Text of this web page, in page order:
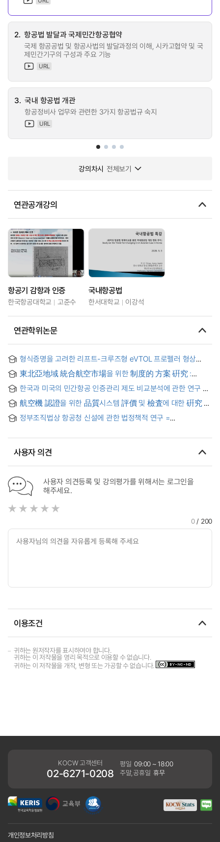
2. 항공법 발달과 국제민간항공협약
국제 항공공법 및 항공사법의 발달과정의 이해, 시카고협약 및 국
제민간기구의 구성과 주요 기능
URL
3. 국내 항공법 개관
항공정비사 업무와 관련한 3가지 항공법규 숙지
URL
강의차시 전체보기
연관공개강의
항공기 감항과 인증
한국항공대학교 고준수
국내항공법
한서대학교 이강석
연관학위논문
형식증명을 고려한 리프트-크루즈형 eVTOL 프로펠러 형상
최적화 연구 = Shape Optimization of Lift-Cruise Type
eVTOL Propeller Considering Type Certification
東北亞地域 統合航空市場을 위한 制度的 方案 硏究 :
한국과 미국의 민간항공 인증관리 제도 비교분석에 관한 연구 =
A Study for Comparative Analysis of Civil Aviation
Certificate Management System in Korea and the United
States
航空機 認證을 위한 品質시스템 評價 및 檢査에 대한 硏究
정부조직법상 항공청 신설에 관한 법정책적 연구 =
사용자 의견
사용자 의견등록 및 강의평가를 위해서는 로그인을
해주세요.
0/ 200
이용조건
귀하는 원저작자를 표시하여야 합니다.
귀하는 이 저작물을 영리 목적으로 이용할 수 없습니다.
귀하는 이 저작물을 개작, 변형 또는 가공할 수 없습니다.
KOCW 고객센터
02-6271-0208
평일 09:00 ~ 18:00
주말,공휴일 휴무
개인정보처리방침